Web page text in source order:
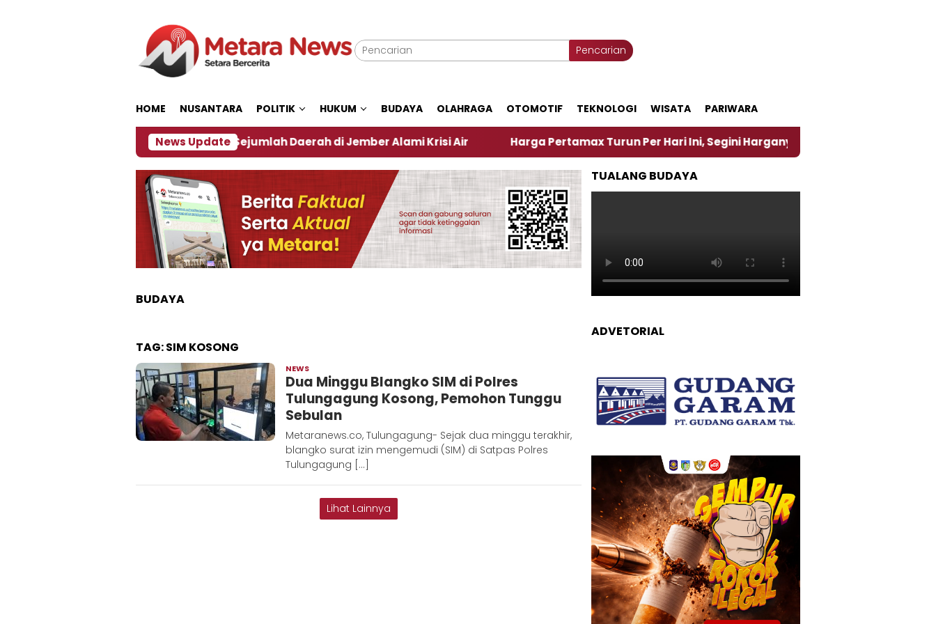
Pencarian
HOME NUSANTARA POLITIK HUKUM BUDAYA OLAHRAGA OTOMOTIF TEKNOLOGI WISATA PARIWARA
News Update
Dampak El Nino, Sejumlah Daerah di Jember Alami Krisi Air Harga Pertamax Turun Per Hari Ini, Segini Harganya ‎Nasirun Maestro Lukis
BUDAYA
TAG:SIM KOSONG
NEWS
Metaranews
Dua Minggu Blangko SIM di Polres
Tulungagung Kosong, Pemohon Tunggu
Sebulan
Metaranews.co, Tulungagung- Sejak dua minggu terakhir,
blangko surat izin mengemudi (SIM) di Satpas Polres
Tulungagung […]
Lihat Lainnya
TUALANG BUDAYA
ADVETORIAL